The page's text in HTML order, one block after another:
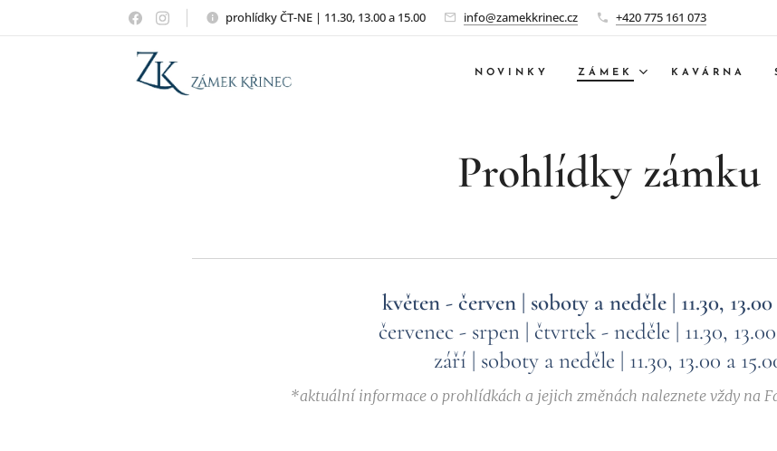
prohlídky ČT-NE | 11.30, 13.00 a 15.00 info@zamekkrinec.cz +420 775 161 073
NOVINKY ZÁMEK KAVÁRNA
Prohlídky zámku
květen - červen| soboty a neděle | 11.30, 13.00
červenec - srpen | čtvrtek - neděle | 11.30,
září | soboty a neděle | 11.30, 13.00 a
*aktuální informace o prohlídkách a jejich změnách naleznete vždy na